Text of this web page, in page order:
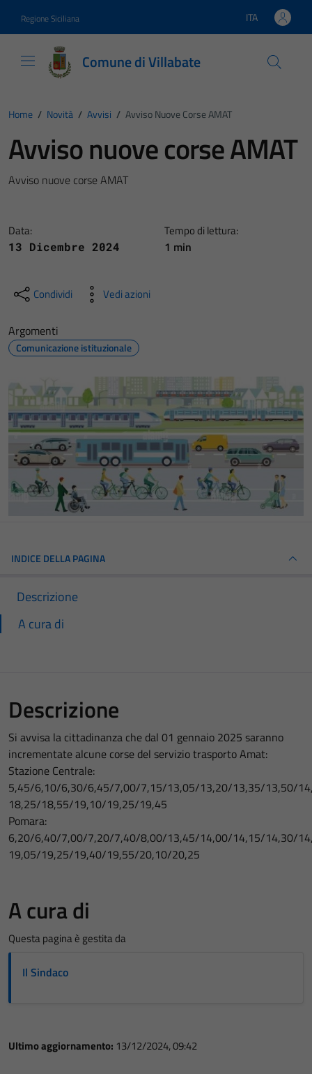
Regione Siciliana Lingua attiva:
ITA
Comune di Villabate
Home / Novità / Avvisi / Avviso Nuove Corse AMAT
Avviso nuove corse AMAT
Avviso nuove corse AMAT
Data:
13 Dicembre 2024
Tempo di lettura:
1 min
Condividi Vedi azioni
Argomenti
Comunicazione istituzionale
INDICE DELLA PAGINA
Descrizione
A cura di
Descrizione
Si avvisa la cittadinanza che dal 01 gennaio 2025 saranno
incrementate alcune corse del servizio trasporto Amat:
Stazione Centrale:
5,45/6,10/6,30/6,45/7,00/7,15/13,05/13,20/13,35/13,50/
18,25/18,55/19,10/19,25/19,45
Pomara:
6,20/6,40/7,00/7,20/7,40/8,00/13,45/14,00/14,15/14,30/
19,05/19,25/19,40/19,55/20,10/20,25
A cura di
Questa pagina è gestita da
Il Sindaco
Ultimo aggiornamento: 13/12/2024, 09:42